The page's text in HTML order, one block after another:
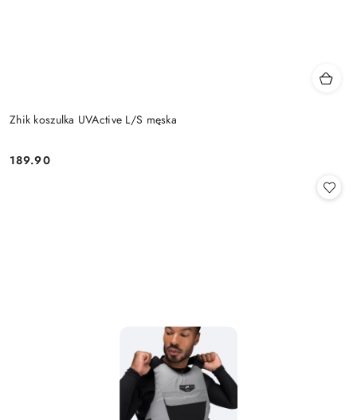
Zhik koszulka UVActive L/S męska
Cena:
189.90